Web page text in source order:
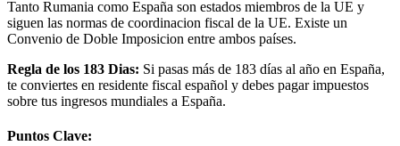
Tanto Rumania como España son estados miembros de la UE y
siguen las normas de coordinacion fiscal de la UE. Existe un
Convenio de Doble Imposicion entre ambos países.
Regla de los 183 Dias: Si pasas más de 183 días al año en España,
te conviertes en residente fiscal español y debes pagar impuestos
sobre tus ingresos mundiales a España.
Puntos Clave: